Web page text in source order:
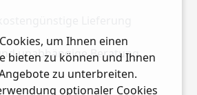
Lieferung
unabhängige Beratung
um Ihnen einen
bieten zu können und Ihnen
zu unterbreiten.
optionaler Cookies